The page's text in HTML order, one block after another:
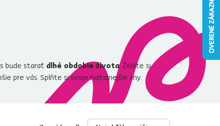
bude starať dlhé obdobie života. Želáte si
pre vás. Splňte si svoje najtajnejšie sny.